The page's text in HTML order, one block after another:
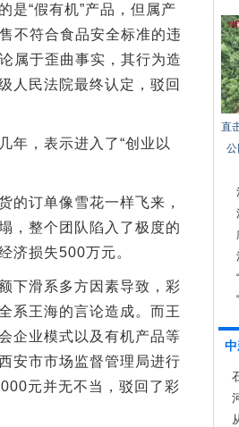
“假有机”产品，但属产
不符合食品安全标准的违
属于歪曲事实，其行为造
人民法院最终认定，驳回
，表示进入了“创业以
订单像雪花一样飞来，
，整个团队陷入了极度的
济损失500万元。
滑系多方因素导致，彩
系王海的言论造成。而王
企业模式以及有机产品等
安市市场监督管理局进行
元并无不当，驳回了彩
直